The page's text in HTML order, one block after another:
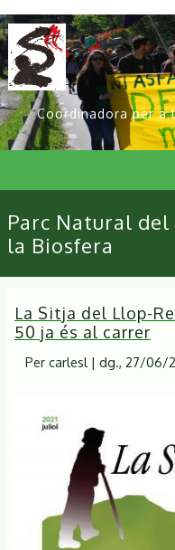
Vés
al
contingut
Coordinadora per a
User
Primary
links
Parc Natural del
la Biosfera
La Sitja del Llop-
50 ja és al carrer
Per carlesl | dg., 27/06/